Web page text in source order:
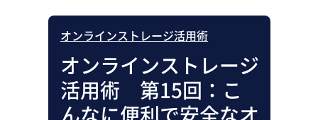
オンラインストレージ活用術
オンラインストレージ
活用術 第15回：こ